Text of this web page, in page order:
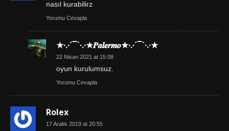
nasıl kurabilirz
Yorumu Cevapla
★·.·´¯`·.·★𝑷𝒂𝒍𝒆𝒓𝒎𝒐★·.·´¯`·.·★
22 Nisan 2021 at 15:08
oyun kurulumsuz.
Yorumu Cevapla
Rolex
17 Aralık 2019 at 20:55